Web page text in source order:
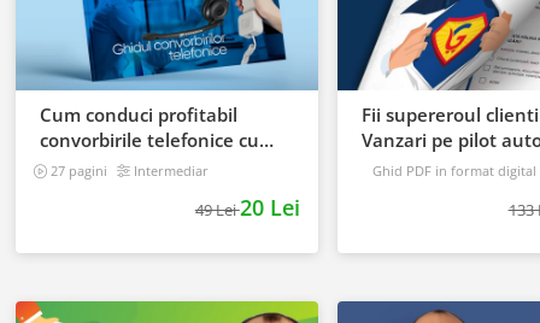
Cum conduci profitabil
convorbirile telefonice cu
clientii
27 pagini Intermediar
49 Lei20 Lei
Fii supereroul
Vanzari pe pilot
Ghid PDF in format digital
133